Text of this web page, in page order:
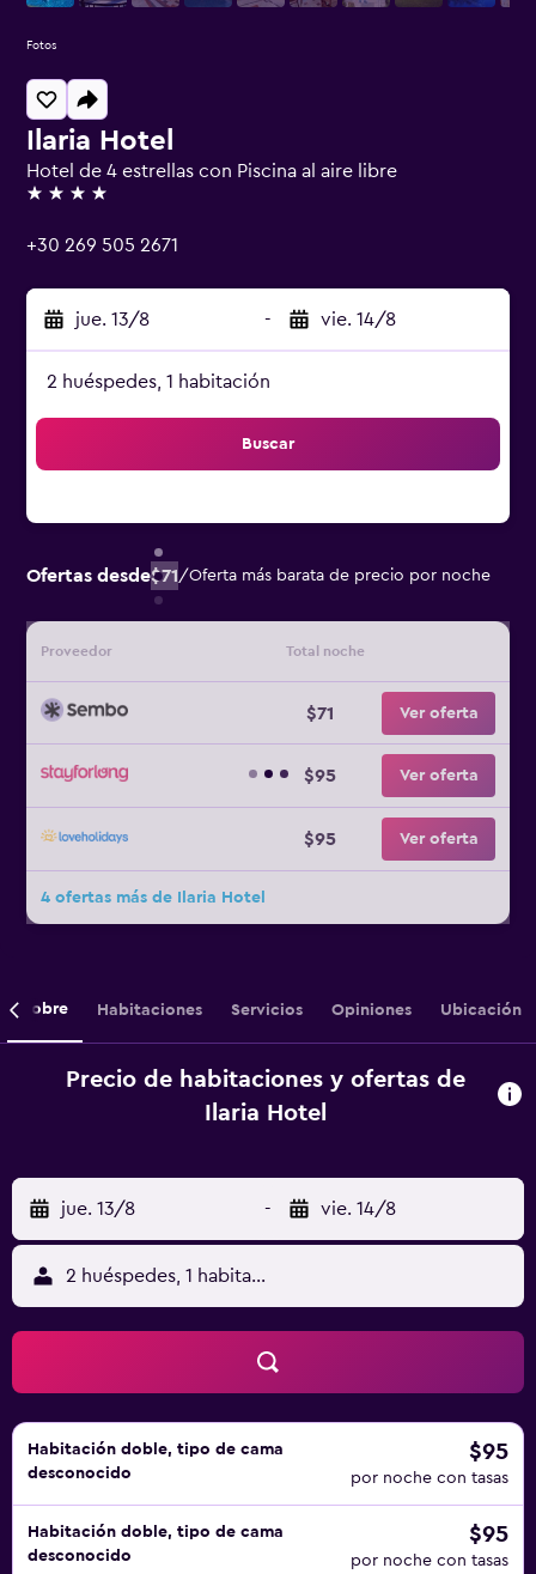
Ilaria Hotel
Hotel de 4 estrellas con Piscina al aire libre
4 estrellas
+30 269 505 2671
jue. 13/8 - vie. 14/8
2 huéspedes, 1 habitación
Buscar
Ofertas desde$71/Oferta más barata de precio por noche
Proveedor Total noche
$71 Ver oferta
$95 Ver oferta
$95 Ver oferta
4 ofertas más de Ilaria Hotel
Fotos
Sobre Habitaciones Servicios Opiniones Ubicación
Precio de habitaciones y ofertas de
Ilaria Hotel
jue. 13/8 - vie. 14/8
2 huéspedes, 1 habitación
Habitación doble, tipo de cama
desconocido
$95
por noche con tasas
Habitación doble, tipo de cama
desconocido
$95
por noche con tasas